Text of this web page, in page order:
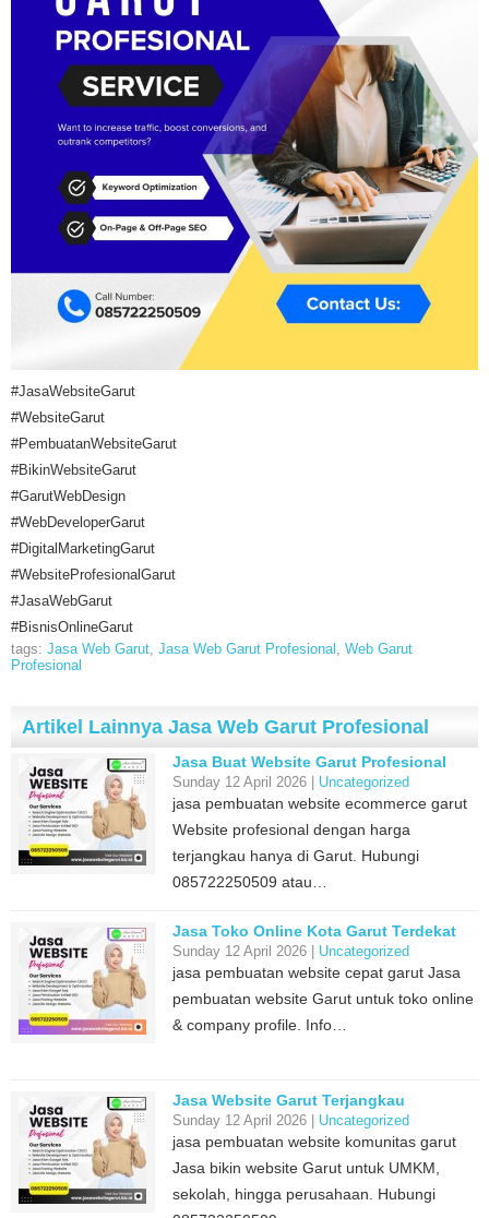
#JasaWebsiteGarut
#WebsiteGarut
#PembuatanWebsiteGarut
#BikinWebsiteGarut
#GarutWebDesign
#WebDeveloperGarut
#DigitalMarketingGarut
#WebsiteProfesionalGarut
#JasaWebGarut
#BisnisOnlineGarut
tags: Jasa Web Garut, Jasa Web Garut Profesional , Web Garut
Profesional
Artikel Lainnya Jasa Web Garut Profesional
Jasa Buat Website Garut Profesional
Sunday 12 April 2026 | Uncategorized
jasa pembuatan website ecommerce garut
Website profesional dengan harga
terjangkau hanya di Garut. Hubungi
085722250509 atau…
Jasa Toko Online Kota Garut Terdekat
Sunday 12 April 2026 | Uncategorized
jasa pembuatan website cepat garut Jasa
pembuatan website Garut untuk toko online
& company profile. Info…
Jasa Website Garut Terjangkau
Sunday 12 April 2026 | Uncategorized
jasa pembuatan website komunitas garut
Jasa bikin website Garut untuk UMKM,
sekolah, hingga perusahaan. Hubungi